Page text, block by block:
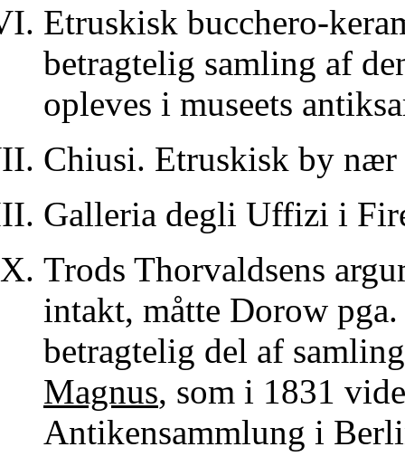
Etruskisk bucchero-
betragtelig samling af
opleves i museets
Chiusi. Etruskisk by nær
Galleria degli Uffizi i
Trods Thorvaldsens
intakt, måtte Dorow
betragtelig del af
Magnus, som i 1831
Antikensammlung i